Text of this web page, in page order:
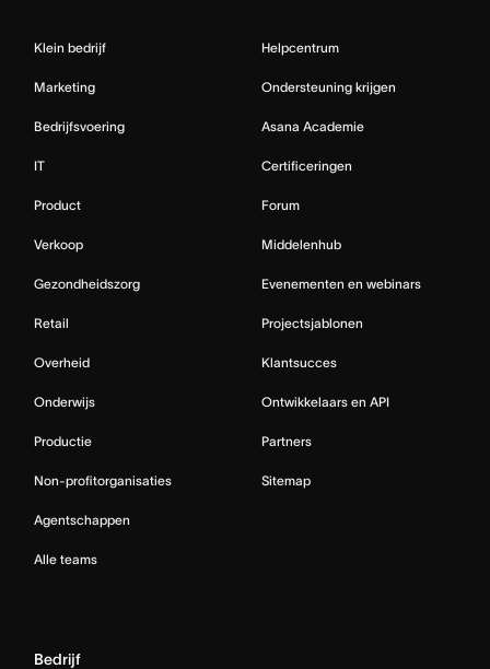
Klein bedrijf
Marketing
Bedrijfsvoering
IT
Product
Verkoop
Gezondheidszorg
Retail
Overheid
Onderwijs
Productie
Non-profitorganisaties
Agentschappen
Alle teams
Helpcentrum
Ondersteuning krijgen
Asana Academie
Certificeringen
Forum
Middelenhub
Evenementen en webinars
Projectsjablonen
Klantsucces
Ontwikkelaars en API
Partners
Sitemap
Bedrijf